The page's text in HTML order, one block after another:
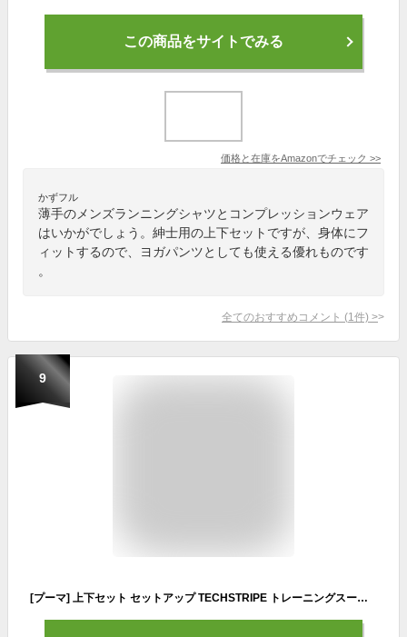
この商品をサイトでみる
価格と在庫をAmazonでチェック >>
かずフル
薄手のメンズランニングシャツとコンプレッションウェア
はいかがでしょう。紳士用の上下セットですが、身体にフ
ィットするので、ヨガパンツとしても使える優れものです
。
全てのおすすめコメント (1 件) >
9
[プーマ] 上下セット セットアップ TECHSTRIPE トレーニングスーツ メンズ 21年春夏カラー ピーコート(06) 日本 L (-)